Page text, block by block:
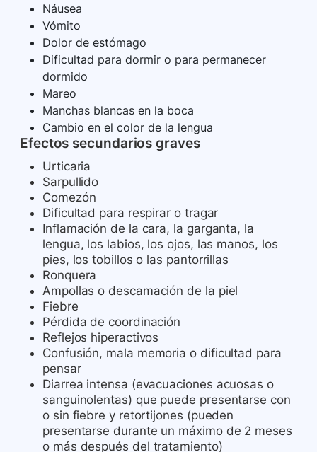
Náusea
Vómito
Dolor de estómago
Dificultad para dormir o para permanecer
dormido
Mareo
Manchas blancas en la boca
Cambio en el color de la lengua
Efectos secundarios graves
Urticaria
Sarpullido
Comezón
Dificultad para respirar o tragar
Inflamación de la cara, la garganta, la
lengua, los labios, los ojos, las manos, los
pies, los tobillos o las pantorrillas
Ronquera
Ampollas o descamación de la piel
Fiebre
Pérdida de coordinación
Reflejos hiperactivos
Confusión, mala memoria o dificultad para
pensar
Diarrea intensa (evacuaciones acuosas o
sanguinolentas) que puede presentarse con
o sin fiebre y retortijones (pueden
presentarse durante un máximo de 2 meses
o más después del tratamiento)